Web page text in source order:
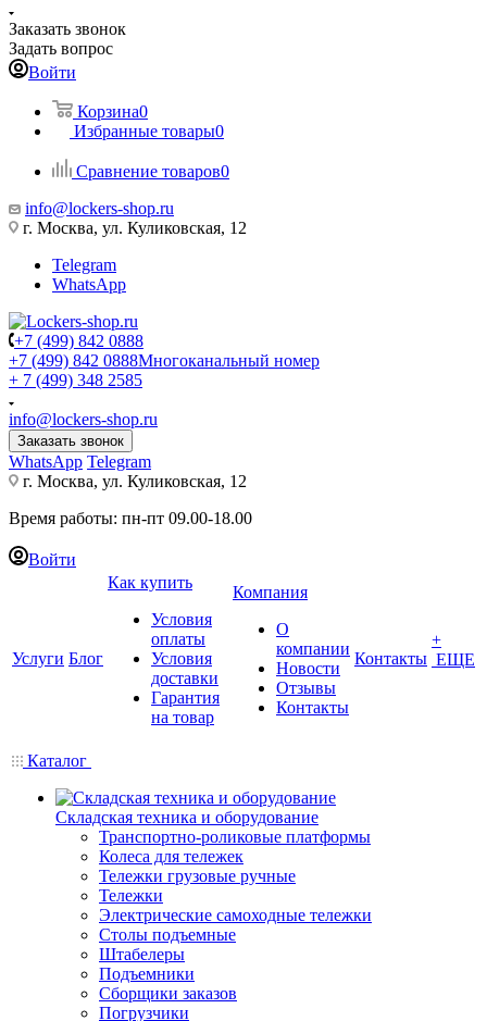
Заказать звонок
Задать вопрос
Войти
Корзина0
Избранные товары0
Сравнение товаров0
info@lockers-shop.ru
г. Москва, ул. Куликовская, 12
Telegram
WhatsApp
+7 (499) 842 0888
+7 (499) 842 0888Многоканальный номер
+ 7 (499) 348 2585
info@lockers-shop.ru
Заказать звонок
WhatsApp Telegram
г. Москва, ул. Куликовская, 12
Время работы: пн-пт 09.00-18.00
Войти
Услуги Блог
Как купить
Условия
оплаты
Условия
доставки
Гарантия
на товар
Компания
О
компании
Новости
Отзывы
Контакты
Контакты
+
ЕЩЕ
Каталог
Складская техника и оборудование
Транспортно-роликовые платформы
Колеса для тележек
Тележки грузовые ручные
Тележки
Электрические самоходные тележки
Столы подъемные
Штабелеры
Подъемники
Сборщики заказов
Погрузчики